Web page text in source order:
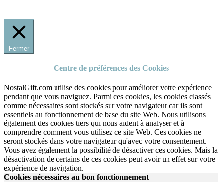
Fermer
Centre de préférences des Cookies
NostalGift.com utilise des cookies pour améliorer votre expérience
pendant que vous naviguez. Parmi ces cookies, les cookies classés
comme nécessaires sont stockés sur votre navigateur car ils sont
essentiels au fonctionnement de base du site Web. Nous utilisons
également des cookies tiers qui nous aident à analyser et à
comprendre comment vous utilisez ce site Web. Ces cookies ne
seront stockés dans votre navigateur qu'avec votre consentement.
Vous avez également la possibilité de désactiver ces cookies. Mais la
désactivation de certains de ces cookies peut avoir un effet sur votre
expérience de navigation.
Cookies nécessaires au bon fonctionnement